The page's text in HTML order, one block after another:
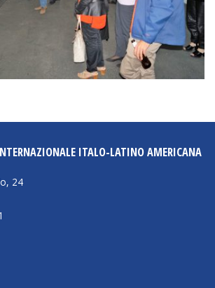
ITALO-LATINO AMERICANA
24